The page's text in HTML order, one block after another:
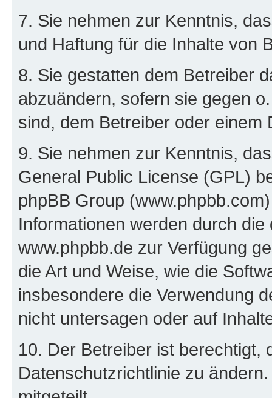
7. Sie nehmen zur Kenntnis,
und Haftung für die Inhalte von
8. Sie gestatten dem Betreiber
abzuändern, sofern sie gegen
sind, dem Betreiber oder einem
9. Sie nehmen zur Kenntnis,
General Public License (GPL)
phpBB Group
Informationen werden durch
www.phpbb.de zur Verfügung
die Art und Weise, wie die
insbesondere die Verwendung
nicht untersagen oder auf
10. Der Betreiber ist berechtigt,
Datenschutzrichtlinie zu